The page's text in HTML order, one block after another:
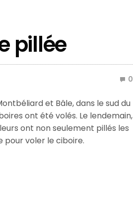
pillée
0
et Bâle, dans le sud du
ont été volés. Le lendemain,
ont non seulement pillés les
pour voler le ciboire.